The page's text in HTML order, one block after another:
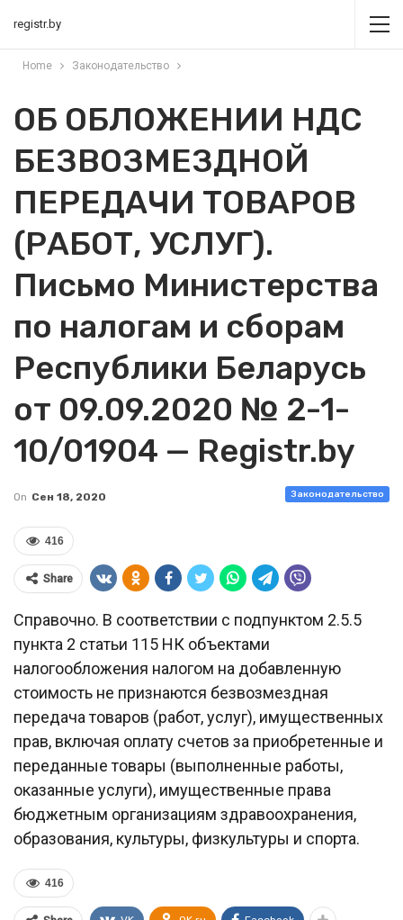
registr.by
Home Законодательство
ОБ ОБЛОЖЕНИИ НДС
БЕЗВОЗМЕЗДНОЙ
ПЕРЕДАЧИ ТОВАРОВ
(РАБОТ, УСЛУГ).
Письмо Министерства
по налогам и сборам
Республики Беларусь
от 09.09.2020 № 2-1-
10/01904 — Registr.by
Законодательство
On Сен 18, 2020
416
Share
Справочно. В соответствии с подпунктом 2.5.5
пункта 2 статьи 115 НК объектами
налогообложения налогом на добавленную
стоимость не признаются безвозмездная
передача товаров (работ, услуг), имущественных
прав, включая оплату счетов за приобретенные и
переданные товары (выполненные работы,
оказанные услуги), имущественные права
бюджетным организациям здравоохранения,
образования, культуры, физкультуры и спорта.
416